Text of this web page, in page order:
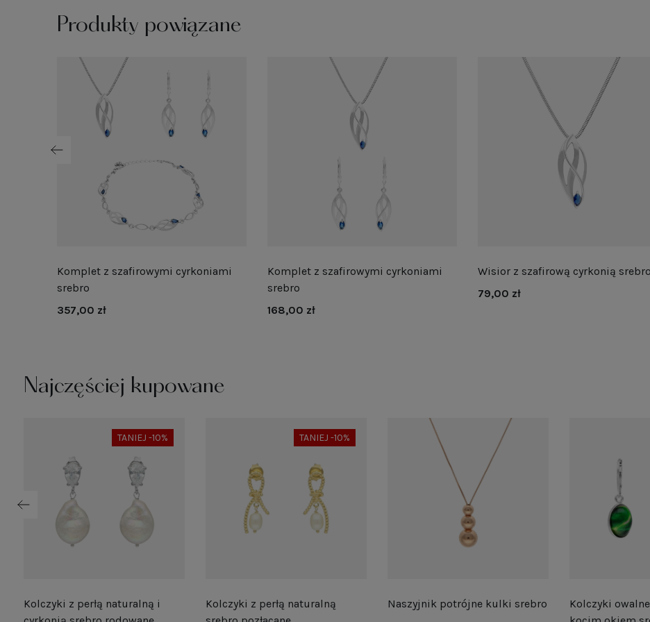
Produkty powiązane
Komplet z szafirowymi cyrkoniami
srebro
357,00 zł
Komplet z szafirowymi cyrkoniami
srebro
168,00 zł
Wisior z szafirową cyrkonią srebro
79,00 zł
Najczęściej kupowane
TANIEJ -10%
Kolczyki z perłą naturalną i
TANIEJ -10%
Kolczyki z perłą naturalną
Naszyjnik potrójne kulki srebro
Kolczyki